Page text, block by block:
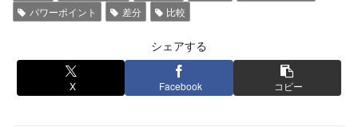
パワーポイント
差分 比較
シェアする
X Facebook コピー